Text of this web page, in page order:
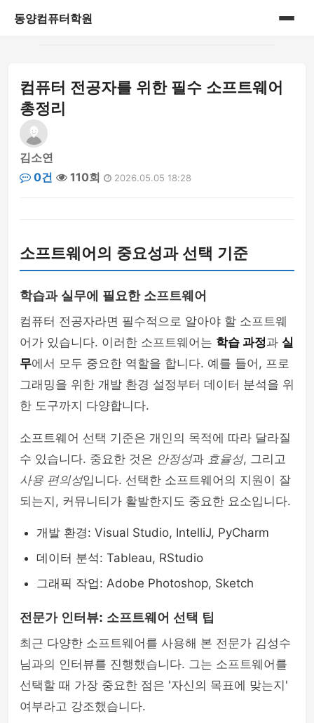
동양컴퓨터학원
게시판
컴퓨터 전공자를 위한 필수 소프트웨어
총정리
김소연
0건
110회 2026.05.05 18:28
소프트웨어의 중요성과 선택 기준
학습과 실무에 필요한 소프트웨어
컴퓨터 전공자라면 필수적으로 알아야 할 소프트웨
어가 있습니다. 이러한 소프트웨어는 학습 과정과 실
무에서 모두 중요한 역할을 합니다. 예를 들어, 프로
그래밍을 위한 개발 환경 설정부터 데이터 분석을 위
한 도구까지 다양합니다.
소프트웨어 선택 기준은 개인의 목적에 따라 달라질
수 있습니다. 중요한 것은 안정성과 효율성, 그리고
사용 편의성입니다. 선택한 소프트웨어의 지원이 잘
되는지, 커뮤니티가 활발한지도 중요한 요소입니다.
개발 환경: Visual Studio, IntelliJ, PyCharm
데이터 분석: Tableau, RStudio
그래픽 작업: Adobe Photoshop, Sketch
전문가 인터뷰: 소프트웨어 선택 팁
최근 다양한 소프트웨어를 사용해 본 전문가 김성수
님과의 인터뷰를 진행했습니다. 그는 소프트웨어를
선택할 때 가장 중요한 점은 '자신의 목표에 맞는지'
여부라고 강조했습니다.